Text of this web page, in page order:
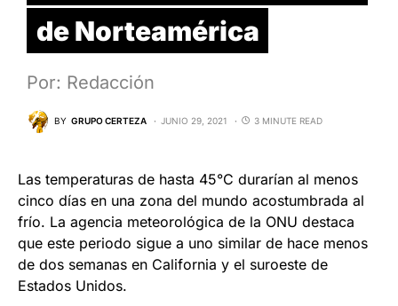
de Norteamérica
Por: Redacción
BY GRUPO CERTEZA JUNIO 29, 2021 3 MINUTE READ
Las temperaturas de hasta 45°C durarían al menos
cinco días en una zona del mundo acostumbrada al
frío. La agencia meteorológica de la ONU destaca
que este periodo sigue a uno similar de hace menos
de dos semanas en California y el suroeste de
Estados Unidos.